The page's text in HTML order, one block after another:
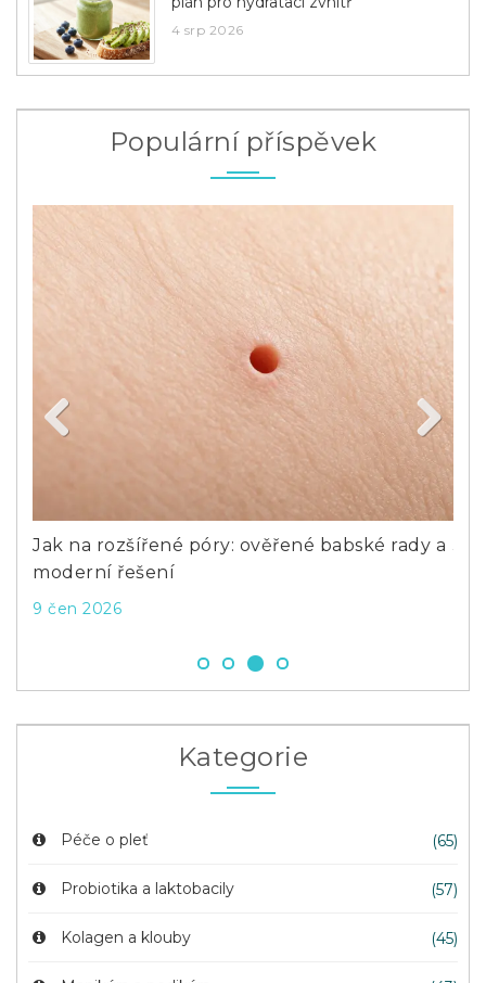
4 srp 2026
Populární příspěvek
Jak na rozšířené póry: ověřené babské rady a
moderní řešení
9 čen 2026
Next
Kategorie
Péče o pleť (65)
Probiotika a laktobacily (57)
Kolagen a klouby (45)